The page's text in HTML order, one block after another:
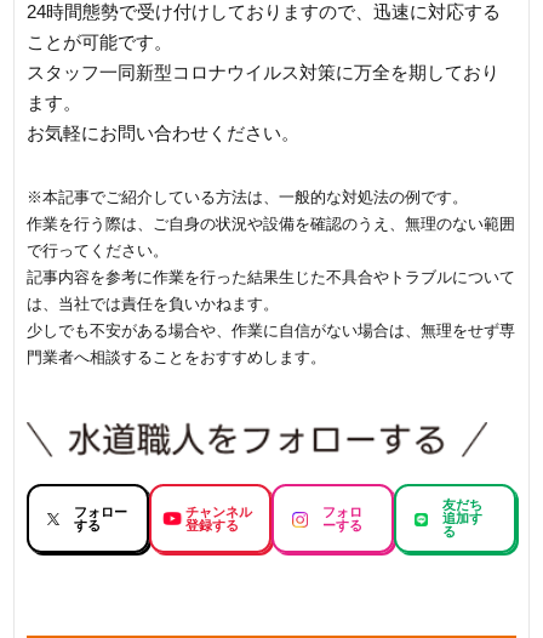
24時間態勢で受け付けしておりますので、迅速に対応する
ことが可能です。
スタッフ一同新型コロナウイルス対策に万全を期しており
ます。
お気軽にお問い合わせください。
※本記事でご紹介している方法は、一般的な対処法の例です。
作業を行う際は、ご自身の状況や設備を確認のうえ、無理のない範囲
で行ってください。
記事内容を参考に作業を行った結果生じた不具合やトラブルについて
は、当社では責任を負いかねます。
少しでも不安がある場合や、作業に自信がない場合は、無理をせず専
門業者へ相談することをおすすめします。
フォロー
する
チャンネル
登録する
フォロ
ーする
友だち
追加す
る